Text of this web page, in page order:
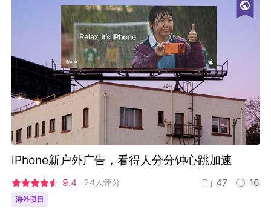
iPhone新户外广告，看得人分分钟心跳加速
9.4 24人评分 47 16
海外项目